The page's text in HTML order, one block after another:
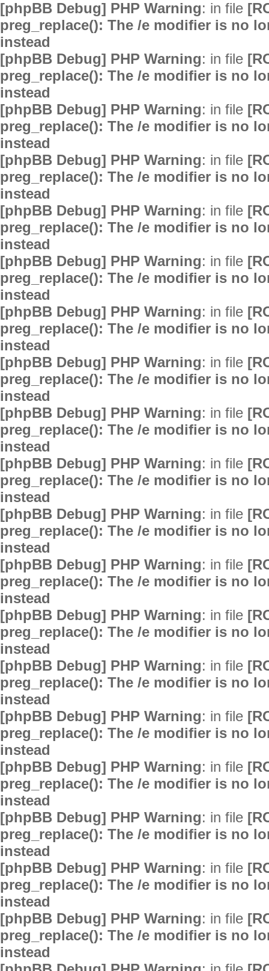
[phpBB Debug] PHP Warning: in file
preg_replace(): The /e modifier is no
instead
[phpBB Debug] PHP Warning: in file
preg_replace(): The /e modifier is no
instead
[phpBB Debug] PHP Warning: in file
preg_replace(): The /e modifier is no
instead
[phpBB Debug] PHP Warning: in file
preg_replace(): The /e modifier is no
instead
[phpBB Debug] PHP Warning: in file
preg_replace(): The /e modifier is no
instead
[phpBB Debug] PHP Warning: in file
preg_replace(): The /e modifier is no
instead
[phpBB Debug] PHP Warning: in file
preg_replace(): The /e modifier is no
instead
[phpBB Debug] PHP Warning: in file
preg_replace(): The /e modifier is no
instead
[phpBB Debug] PHP Warning: in file
preg_replace(): The /e modifier is no
instead
[phpBB Debug] PHP Warning: in file
preg_replace(): The /e modifier is no
instead
[phpBB Debug] PHP Warning: in file
preg_replace(): The /e modifier is no
instead
[phpBB Debug] PHP Warning: in file
preg_replace(): The /e modifier is no
instead
[phpBB Debug] PHP Warning: in file
preg_replace(): The /e modifier is no
instead
[phpBB Debug] PHP Warning: in file
preg_replace(): The /e modifier is no
instead
[phpBB Debug] PHP Warning: in file
preg_replace(): The /e modifier is no
instead
[phpBB Debug] PHP Warning: in file
preg_replace(): The /e modifier is no
instead
[phpBB Debug] PHP Warning: in file
preg_replace(): The /e modifier is no
instead
[phpBB Debug] PHP Warning: in file
preg_replace(): The /e modifier is no
instead
[phpBB Debug] PHP Warning: in file
preg_replace(): The /e modifier is no
instead